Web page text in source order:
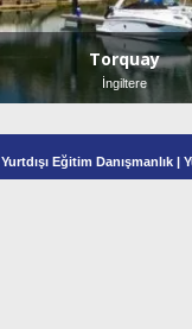
Torquay
İngiltere
Yurtdışı Eğitim Danışmanlık|